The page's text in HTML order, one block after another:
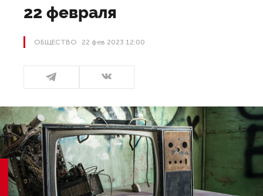
22 февраля
ОБЩЕСТВО 22 фев 2023 12:00